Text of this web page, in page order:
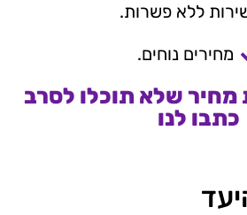
ללא פשרות.
מחירים נוחים.
שלא תוכלו לסרב
כתבו לנו